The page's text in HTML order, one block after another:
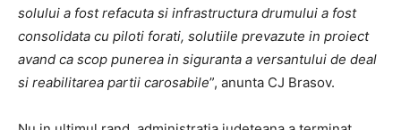
solului a fost refacuta si infrastructura drumului a fost
consolidata cu piloti forati, solutiile prevazute in proiect
avand ca scop punerea in siguranta a versantului de deal
si reabilitarea partii carosabile”, anunta CJ Brasov.